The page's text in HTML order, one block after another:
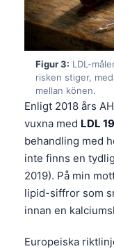
Figur 3: LDL-
risken stiger,
mellan könen.
Enligt 2018 års
vuxna med LDL
behandling med
inte finns en
2019). På min
lipid-siffror som
innan en
Europeiska